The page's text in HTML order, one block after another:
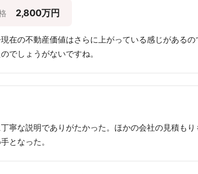
2,800万円
在の不動産価値はさらに上がっている感じがある
でしょうがないですね。
寧な説明でありがたかった。ほかの会社の見積も
となった。